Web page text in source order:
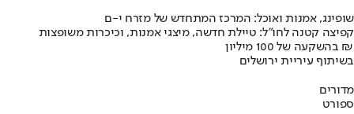
שופינג, אמנות ואוכל: המרכז המתחדש של מזרח י-ם
קפיצה קטנה לחו"ל: טיילת חדשה, מיצגי אמנות, וכיכרות משופצות
בהשקעה של 100 מיליון ₪
בשיתוף עיריית ירושלים
מדורים
ספורט